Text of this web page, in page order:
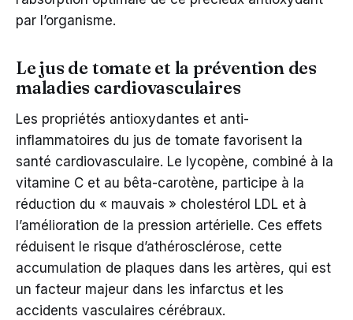
par l’organisme.
Le jus de tomate et la prévention des
maladies cardiovasculaires
Les propriétés antioxydantes et anti-
inflammatoires du jus de tomate favorisent la
santé cardiovasculaire. Le lycopène, combiné à la
vitamine C et au bêta-carotène, participe à la
réduction du « mauvais » cholestérol LDL et à
l’amélioration de la pression artérielle. Ces effets
réduisent le risque d’athérosclérose, cette
accumulation de plaques dans les artères, qui est
un facteur majeur dans les infarctus et les
accidents vasculaires cérébraux.